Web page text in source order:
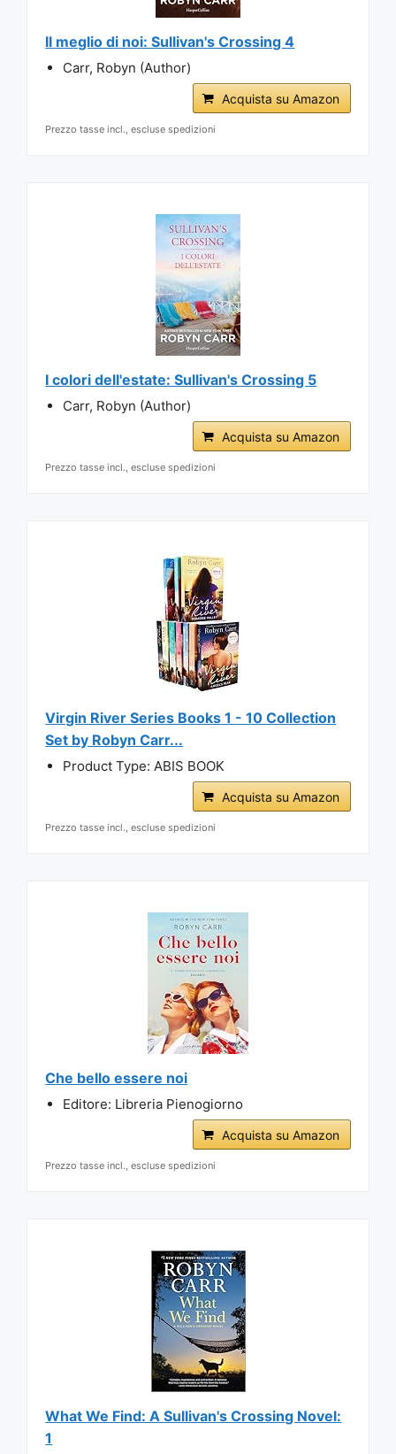
Il meglio di noi: Sullivan's Crossing 4
Carr, Robyn (Author)
Acquista su Amazon
Prezzo tasse incl., escluse spedizioni
I colori dell'estate: Sullivan's Crossing 5
Carr, Robyn (Author)
Acquista su Amazon
Prezzo tasse incl., escluse spedizioni
Virgin River Series Books 1 - 10 Collection
Set by Robyn Carr...
Product Type: ABIS BOOK
Acquista su Amazon
Prezzo tasse incl., escluse spedizioni
Che bello essere noi
Editore: Libreria Pienogiorno
Acquista su Amazon
Prezzo tasse incl., escluse spedizioni
What We Find: A Sullivan's Crossing Novel:
1